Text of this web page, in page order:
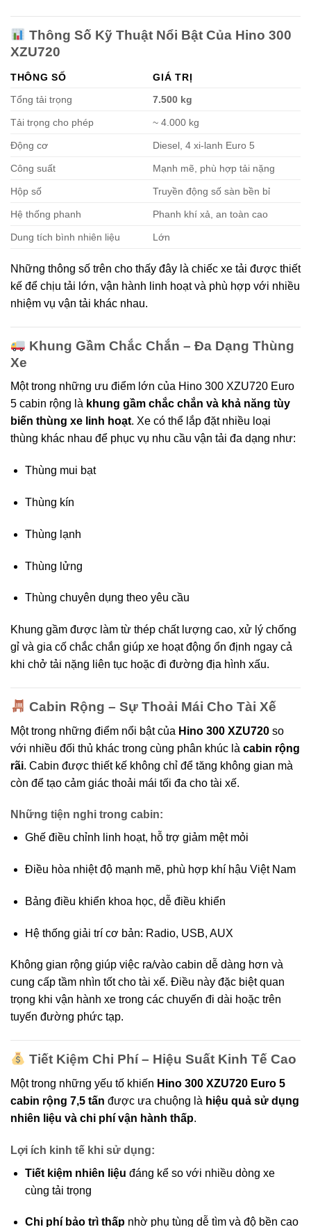
Thông Số Kỹ Thuật Nổi Bật Của Hino 300
XZU720
THÔNG SỐ
GIÁ TRỊ
Tổng tải trọng
7.500 kg
Tải trọng cho phép ~ 4.000 kg
Động cơ Diesel, 4 xi-lanh Euro 5
Công suất Mạnh mẽ, phù hợp tải nặng
Hộp số Truyền động số sàn bền bỉ
Hệ thống phanh Phanh khí xả, an toàn cao
Dung tích bình nhiên liệu Lớn
Những thông số trên cho thấy đây là chiếc xe tải được thiết
kế để chịu tải lớn, vận hành linh hoạt và phù hợp với nhiều
nhiệm vụ vận tải khác nhau.
Khung Gầm Chắc Chắn – Đa Dạng Thùng
Xe
Một trong những ưu điểm lớn của Hino 300 XZU720 Euro
5 cabin rộng là khung gầm chắc chắn và khả năng tùy
biến thùng xe linh hoạt. Xe có thể lắp đặt nhiều loại
thùng khác nhau để phục vụ nhu cầu vận tải đa dạng như:
Thùng mui bạt
Thùng kín
Thùng lạnh
Thùng lửng
Thùng chuyên dụng theo yêu cầu
Khung gầm được làm từ thép chất lượng cao, xử lý chống
gỉ và gia cố chắc chắn giúp xe hoạt động ổn định ngay cả
khi chở tải nặng liên tục hoặc đi đường địa hình xấu.
Cabin Rộng – Sự Thoải Mái Cho Tài Xế
Một trong những điểm nổi bật của Hino 300 XZU720 so
với nhiều đối thủ khác trong cùng phân khúc là cabin rộng
rãi. Cabin được thiết kế không chỉ để tăng không gian mà
còn để tạo cảm giác thoải mái tối đa cho tài xế.
Những tiện nghi trong cabin:
Ghế điều chỉnh linh hoạt, hỗ trợ giảm mệt mỏi
Điều hòa nhiệt độ mạnh mẽ, phù hợp khí hậu Việt Nam
Bảng điều khiển khoa học, dễ điều khiển
Hệ thống giải trí cơ bản: Radio, USB, AUX
Không gian rộng giúp việc ra/vào cabin dễ dàng hơn và
cung cấp tầm nhìn tốt cho tài xế. Điều này đặc biệt quan
trọng khi vận hành xe trong các chuyến đi dài hoặc trên
tuyến đường phức tạp.
Tiết Kiệm Chi Phí – Hiệu Suất Kinh Tế Cao
Một trong những yếu tố khiến Hino 300 XZU720 Euro 5
cabin rộng 7,5 tấn được ưa chuộng là hiệu quả sử dụng
nhiên liệu và chi phí vận hành thấp.
Lợi ích kinh tế khi sử dụng:
Tiết kiệm nhiên liệu đáng kể so với nhiều dòng xe
cùng tải trọng
Chi phí bảo trì thấpnhờ phụ tùng dễ tìm và độ bền cao